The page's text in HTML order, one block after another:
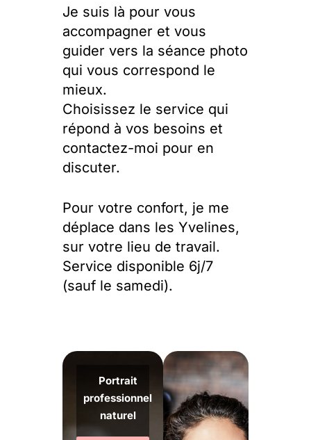
Je suis là pour vous
accompagner et vous
guider vers la séance photo
qui vous correspond le
mieux.
Choisissez le service qui
répond à vos besoins et
contactez-moi pour en
discuter.
Pour votre confort, je me
déplace dans les Yvelines,
sur votre lieu de travail.
Service disponible 6j/7
(sauf le samedi).
Portrait
professionnel
naturel